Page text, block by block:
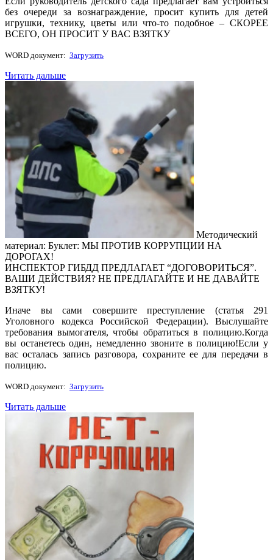
без очереди за вознаграждение, просит купить для детей
игрушки, технику, цветы или что-то подобное – СКОРЕЕ
ВСЕГО, ОН ПРОСИТ У ВАС ВЗЯТКУ
WORD документ: Загрузить
Читать дальше
Методический
материал: Буклет: МЫ ПРОТИВ КОРРУПЦИИ НА
ДОРОГАХ!
ИНСПЕКТОР ГИБДД ПРЕДЛАГАЕТ “ДОГОВОРИТЬСЯ”.
ВАШИ ДЕЙСТВИЯ? НЕ ПРЕДЛАГАЙТЕ И НЕ ДАВАЙТЕ
ВЗЯТКУ!
Иначе вы сами совершите преступление (статья 291
Уголовного кодекса Российской Федерации). Выслушайте
требования вымогателя, чтобы обратиться в полицию.Когда
вы останетесь один, немедленно звоните в полицию!Если у
вас осталась запись разговора, сохраните ее для передачи в
полицию.
WORD документ: Загрузить
Читать дальше